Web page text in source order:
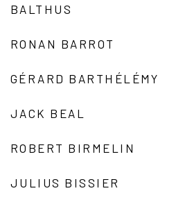
BALTHUS
RONAN BARROT
GÉRARD BARTHÉLÉMY
JACK BEAL
ROBERT BIRMELIN
JULIUS BISSIER